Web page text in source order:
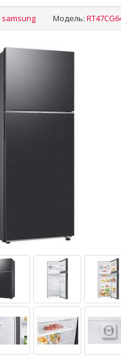
samsung Модель: